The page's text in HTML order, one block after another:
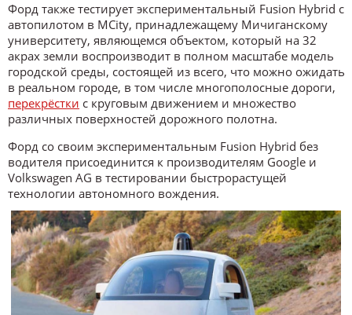
Форд также тестирует экспериментальный Fusion Hybrid с
автопилотом в MCity, принадлежащему Мичиганскому
университету, являющемся объектом, который на 32
акрах земли воспроизводит в полном масштабе модель
городской среды, состоящей из всего, что можно ожидать
в реальном городе, в том числе многополосные дороги,
перекрёстки с круговым движением и множество
различных поверхностей дорожного полотна.
Форд со своим экспериментальным Fusion Hybrid без
водителя присоединится к производителям Google и
Volkswagen AG в тестировании быстрорастущей
технологии автономного вождения.